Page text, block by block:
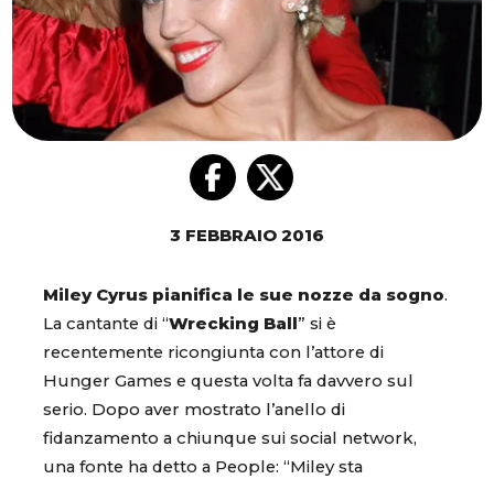
3 FEBBRAIO 2016
Miley Cyrus pianifica le sue nozze da sogno.
La cantante di “Wrecking Ball ” si è
recentemente ricongiunta con l’attore di
Hunger Games e questa volta fa davvero sul
serio. Dopo aver mostrato l’anello di
fidanzamento a chiunque sui social network,
una fonte ha detto a People: “Miley sta